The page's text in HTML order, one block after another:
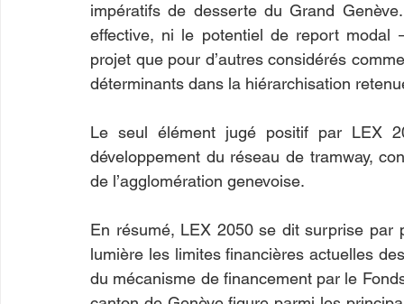
impératifs de desserte du Grand
effective, ni le potentiel de report modal
projet que pour d’autres considérés
déterminants dans la hiérarchisation
Le seul élément jugé positif par LEX
développement du réseau de tramway,
de l’agglomération genevoise.
En résumé, LEX 2050 se dit surprise par
lumière les limites financières actuelles
du mécanisme de financement par le